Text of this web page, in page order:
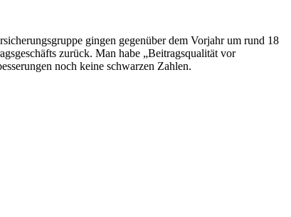
gingen gegenüber dem Vorjahr um rund 18
zurück. Man habe „Beitragsqualität vor
noch keine schwarzen Zahlen.